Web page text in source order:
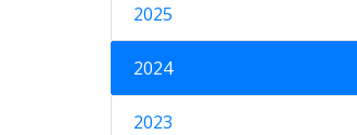
2025
2024
2023